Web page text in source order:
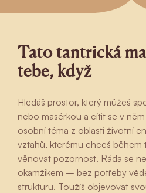
Tato tantrická
tebe, když
Hledáš prostor, který můžeš
nebo masérkou a cítit se v
osobní téma z oblasti životní
vztahů, kterému chceš během
věnovat pozornost. Ráda se
okamžikem – bez potřeby
strukturu. Toužíš objevovat